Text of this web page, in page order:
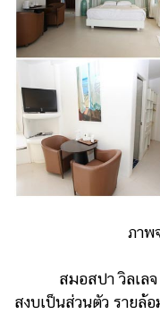
ภาพ
สมอสปา วิลเลจ หั
สงบเป็นส่วนตัว รายล้